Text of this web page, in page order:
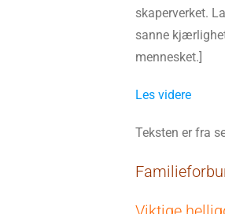
skaperverket.
sanne
mennesket.]
Les videre
Teksten er fra